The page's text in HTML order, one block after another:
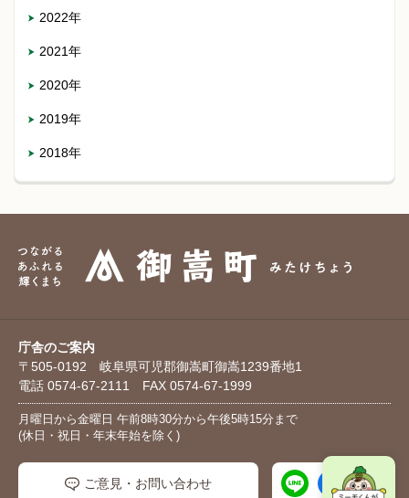
2022年
2021年
2020年
2019年
2018年
庁舎のご案内
〒505-0192 岐阜県可児郡御嵩町御嵩1239番地1
電話 0574-67-2111 FAX 0574-67-1999
月曜日から金曜日 午前8時30分から午後5時15分まで
(休日・祝日・年末年始を除く)
ご意見・お問い合わせ